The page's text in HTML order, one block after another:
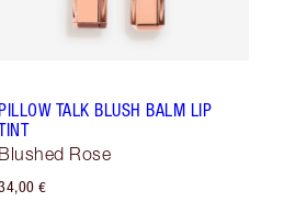
PILLOW TALK BLUSH BALM LIP
Blushed Rose
€